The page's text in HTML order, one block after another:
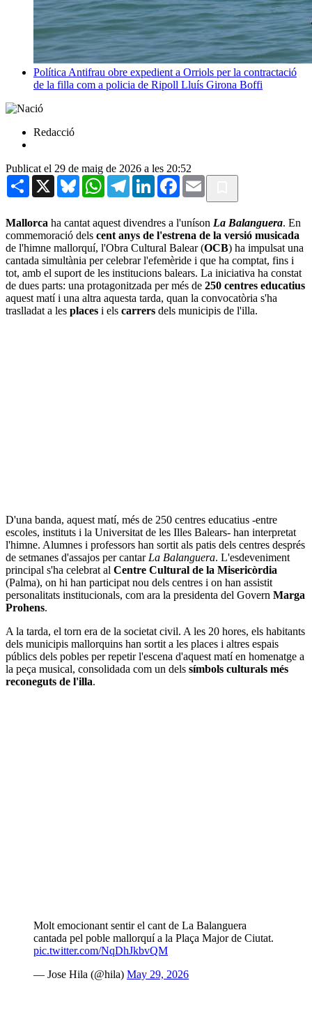
Política Antifrau obre expedient a Orriols per la contractació
de la filla com a policia de Ripoll Lluís Girona Boffi
Redacció
Publicat el 29 de maig de 2026 a les 20:52
Share X BlueskyWhatsAppTelegramLinkedInFacebook
Email
Mallorca ha cantat aquest divendres a l'uníson La Balanguera. En
commemoració dels cent anys de l'estrena de la versió musicada
de l'himne mallorquí, l'Obra Cultural Balear (OCB) ha impulsat una
cantada simultània per celebrar l'efemèride i que ha comptat, fins i
tot, amb el suport de les institucions balears. La iniciativa ha constat
de dues parts: una protagonitzada per més de 250 centres educatius
aquest matí i una altra aquesta tarda, quan la convocatòria s'ha
traslladat a les places i els carrers dels municipis de l'illa.
D'una banda, aquest matí, més de 250 centres educatius -entre
escoles, instituts i la Universitat de les Illes Balears- han interpretat
l'himne. Alumnes i professors han sortit als patis dels centres després
de setmanes d'assajos per cantar La Balanguera. L'esdeveniment
principal s'ha celebrat al Centre Cultural de la Misericòrdia
(Palma), on hi han participat nou dels centres i on han assistit
personalitats institucionals, com ara la presidenta del Govern Marga
Prohens.
A la tarda, el torn era de la societat civil. A les 20 hores, els habitants
dels municipis mallorquins han sortit a les places i altres espais
públics dels pobles per repetir l'escena d'aquest matí en homenatge a
la peça musical, consolidada com un dels símbols culturals més
reconeguts de l'illa.
Molt emocionant sentir el cant de La Balanguera
cantada pel poble mallorquí a la Plaça Major de Ciutat.
pic.twitter.com/NqDhJkbvQM
— Jose Hila (@hila) May 29, 2026